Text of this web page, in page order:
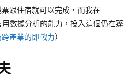
跟住宿就可以完成，而我在
數據分析的能力，投入這個仍在蓬
產業的即戰力）